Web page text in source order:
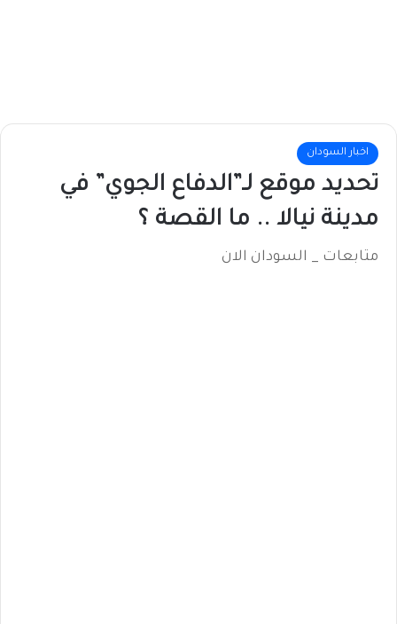
اخبار السودان
تحديد موقع لـ”الدفاع الجوي” في
مدينة نيالا .. ما القصة ؟
متابعات _ السودان الان